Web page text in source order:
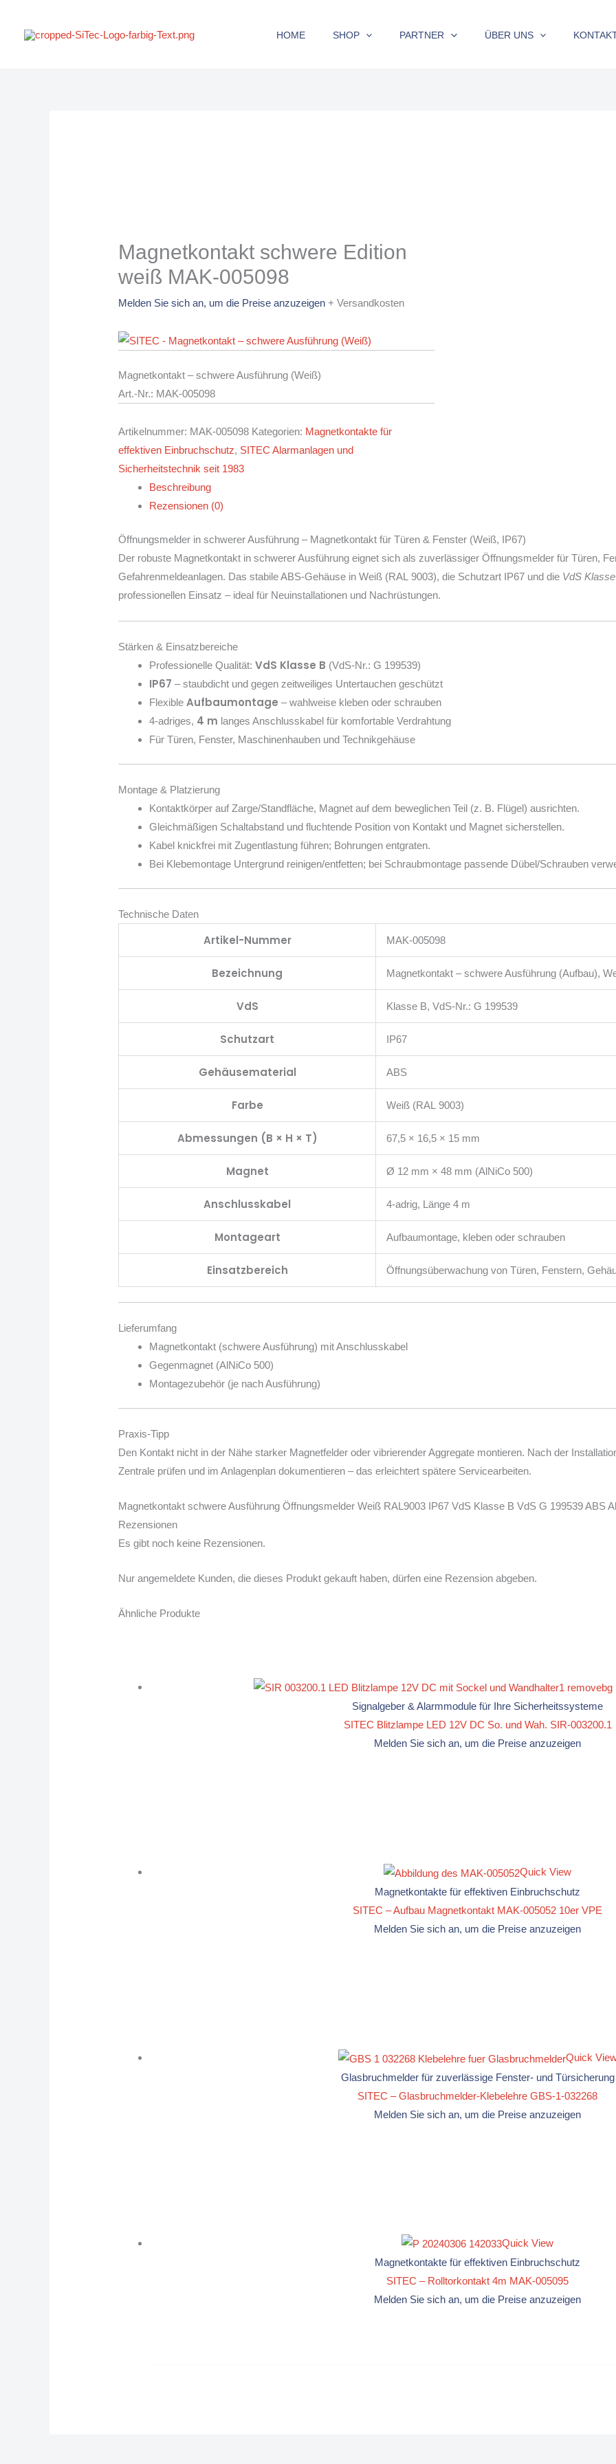
HOME SHOP PARTNER ÜBER UNS
Magnetkontakt schwere Edition
weiß MAK-005098
Melden Sie sich an, um die Preise anzuzeigen + Versandkosten
Magnetkontakt – schwere Ausführung (Weiß)
Art.-Nr.: MAK-005098
Artikelnummer: MAK-005098 Kategorien: Magnetkontakte für
effektiven Einbruchschutz, SITEC Alarmanlagen und
Sicherheitstechnik seit 1983
Beschreibung
Rezensionen (0)
Öffnungsmelder in schwerer Ausführung – Magnetkontakt für Türen & Fenster (Weiß, IP67)
Der robuste Magnetkontakt in schwerer Ausführung eignet sich als zuverlässiger Öffnungsmelder für Türen,
Gefahrenmeldeanlagen. Das stabile ABS-Gehäuse in Weiß (RAL 9003), die Schutzart IP67 und die VdS
professionellen Einsatz – ideal für Neuinstallationen und Nachrüstungen.
Stärken & Einsatzbereiche
Professionelle Qualität:VdS Klasse B (VdS-Nr.: G 199539)
IP67 – staubdicht und gegen zeitweiliges Untertauchen geschützt
Flexible Aufbaumontage – wahlweise kleben oder schrauben
4-adriges, 4 m langes Anschlusskabel für komfortable Verdrahtung
Für Türen, Fenster, Maschinenhauben und Technikgehäuse
Montage & Platzierung
Kontaktkörper auf Zarge/Standfläche, Magnet auf dem beweglichen Teil (z. B. Flügel) ausrichten.
Gleichmäßigen Schaltabstand und fluchtende Position von Kontakt und Magnet sicherstellen.
Kabel knickfrei mit Zugentlastung führen; Bohrungen entgraten.
Bei Klebemontage Untergrund reinigen/entfetten; bei Schraubmontage passende Dübel/Schrauben
Technische Daten
Artikel-Nummer MAK-005098
Bezeichnung Magnetkontakt – schwere Ausführung (Aufbau),
VdS Klasse B, VdS-Nr.: G 199539
Schutzart IP67
Gehäusematerial ABS
Farbe Weiß (RAL 9003)
Abmessungen (B × H × T) 67,5 × 16,5 × 15 mm
Magnet Ø 12 mm × 48 mm (AlNiCo 500)
Anschlusskabel 4-adrig, Länge 4 m
Montageart Aufbaumontage, kleben oder schrauben
Einsatzbereich Öffnungsüberwachung von Türen, Fenstern,
Lieferumfang
Magnetkontakt (schwere Ausführung) mit Anschlusskabel
Gegenmagnet (AlNiCo 500)
Montagezubehör (je nach Ausführung)
Praxis-Tipp
Den Kontakt nicht in der Nähe starker Magnetfelder oder vibrierender Aggregate montieren. Nach der
Zentrale prüfen und im Anlagenplan dokumentieren – das erleichtert spätere Servicearbeiten.
Magnetkontakt schwere Ausführung Öffnungsmelder Weiß RAL9003 IP67 VdS Klasse B VdS G 199539 ABS
Rezensionen
Es gibt noch keine Rezensionen.
Nur angemeldete Kunden, die dieses Produkt gekauft haben, dürfen eine Rezension abgeben.
Ähnliche Produkte
Signalgeber & Alarmmodule für Ihre Sicherheitssysteme
SITEC Blitzlampe LED 12V DC So. und Wah. SIR-003200.1
Melden Sie sich an, um die Preise anzuzeigen
Quick View
Magnetkontakte für effektiven Einbruchschutz
SITEC – Aufbau Magnetkontakt MAK-005052 10er VPE
Melden Sie sich an, um die Preise anzuzeigen
Quick
Glasbruchmelder für zuverlässige Fenster- und Türsicherung
SITEC – Glasbruchmelder-Klebelehre GBS-1-032268
Melden Sie sich an, um die Preise anzuzeigen
Quick View
Magnetkontakte für effektiven Einbruchschutz
SITEC – Rolltorkontakt 4m MAK-005095
Melden Sie sich an, um die Preise anzuzeigen